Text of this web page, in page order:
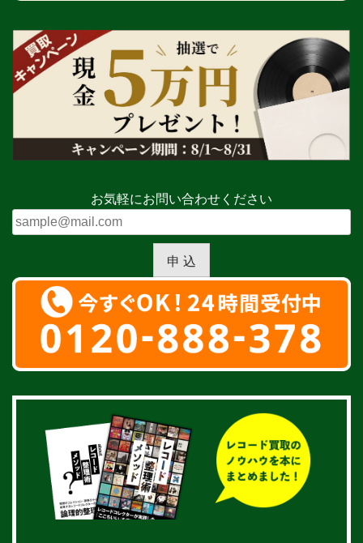
お気軽にお問い合わせください
申 込